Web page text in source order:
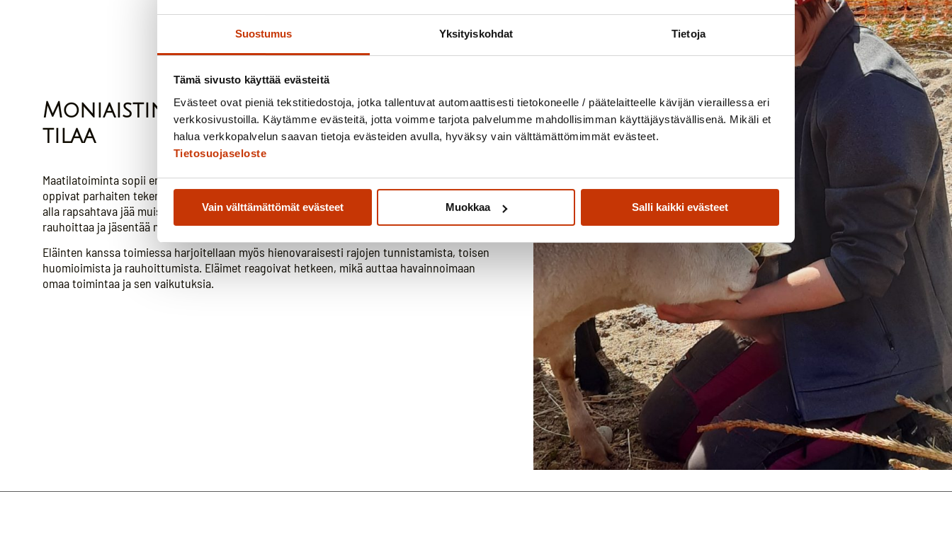
Suostumus Yksityiskohdat Tietoja
Tämä sivusto käyttää evästeitä
Evästeet ovat pieniä tekstitiedostoja, jotka tallentuvat automaattisesti tietokoneelle / päätelaitteelle kävijän vieraillessa eri
verkkosivustoilla. Käytämme evästeitä, jotta voimme tarjota palvelumme mahdollisimman käyttäjäystävällisenä. Mikäli et
halua verkkopalvelun saavan tietoja evästeiden avulla, hyväksy vain välttämättömimmät evästeet.
Tietosuojaseloste
Vain välttämättömät evästeet Muokkaa Salli kaikki evästeet
Moniaistinen ympäristö, jossa mieli saa
tilaa
Maatilatoiminta sopii erityisesti heille, jotka hyötyvät moniaistisesta ympäristöstä ja
oppivat parhaiten tekemällä. Metsän tuoksu, hevosen hengitys, lintujen äänet ja sormien
alla rapsahtava jää muistuttavat siitä, että olemme osa luontoa – tämä itsessään voi
rauhoittaa ja jäsentää mieltä.
Eläinten kanssa toimiessa harjoitellaan myös hienovaraisesti rajojen tunnistamista, toisen
huomioimista ja rauhoittumista. Eläimet reagoivat hetkeen, mikä auttaa havainnoimaan
omaa toimintaa ja sen vaikutuksia.